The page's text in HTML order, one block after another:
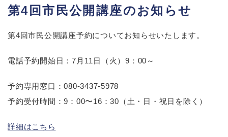
第4回市民公開講座のお知らせ
第4回市民公開講座予約についてお知らせいたします。
電話予約開始日：7月11日（火）9：00～
予約専用窓口：080-3437-5978
予約受付時間：9：00〜16：30（土・日・祝日を除く）
詳細はこちら